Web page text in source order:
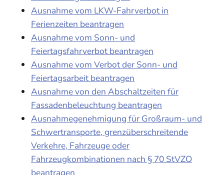
Ausnahme vom LKW-Fahrverbot in
Ferienzeiten beantragen
Ausnahme vom Sonn- und
Feiertagsfahrverbot beantragen
Ausnahme vom Verbot der Sonn- und
Feiertagsarbeit beantragen
Ausnahme von den Abschaltzeiten für
Fassadenbeleuchtung beantragen
Ausnahmegenehmigung für Großraum- und
Schwertransporte, grenzüberschreitende
Verkehre, Fahrzeuge oder
Fahrzeugkombinationen nach § 70 StVZO